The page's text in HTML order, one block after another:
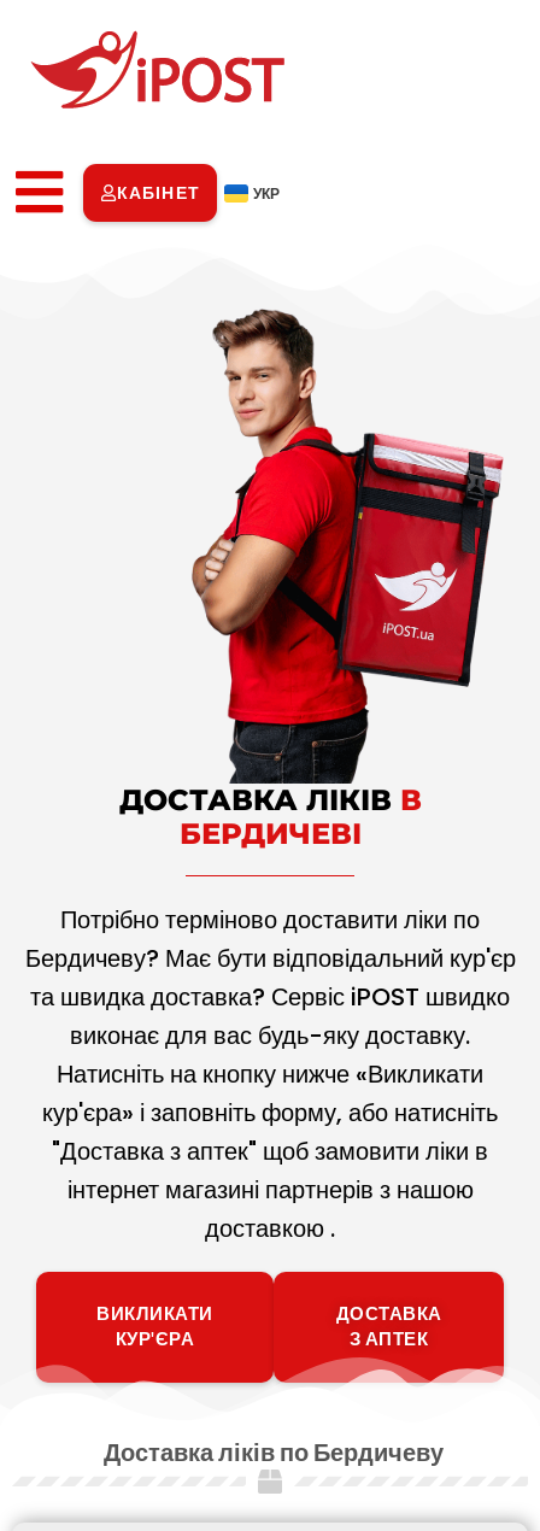
КАБІНЕТ УКР
ДОСТАВКА ЛІКІВ В
БЕРДИЧЕВІ
Потрібно терміново доставити ліки по
Бердичеву? Має бути відповідальний кур'єр
та швидка доставка? Сервіс iPOST швидко
виконає для вас будь-яку доставку.
Натисніть на кнопку нижче «Викликати
кур'єра» і заповніть форму, або натисніть
"Доставка з аптек" щоб замовити ліки в
інтернет магазині партнерів з нашою
доставкою .
ВИКЛИКАТИ
КУР'ЄРА
ДОСТАВКА
З АПТЕК
Доставка ліків по Бердичеву